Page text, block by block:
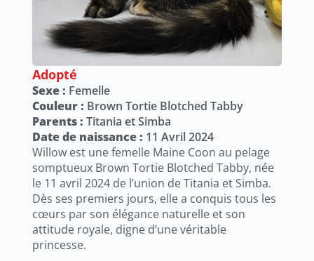
Adopté
Sexe : Femelle
Couleur : Brown Tortie Blotched Tabby
Parents : Titania et Simba
Date de naissance : 11 Avril 2024
Willow est une femelle Maine Coon au pelage
somptueux Brown Tortie Blotched Tabby, née
le 11 avril 2024 de l’union de Titania et Simba.
Dès ses premiers jours, elle a conquis tous les
cœurs par son élégance naturelle et son
attitude royale, digne d’une véritable
princesse.